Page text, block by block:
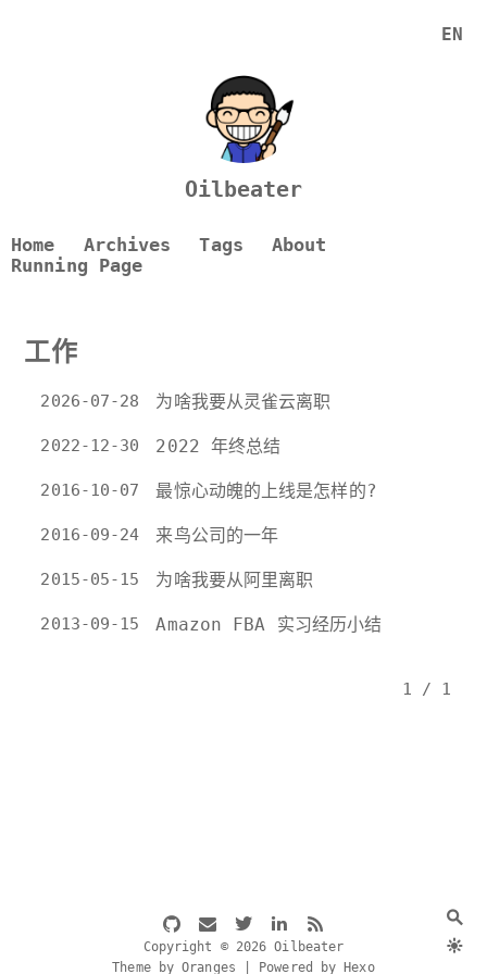
Oilbeater
Home Archives Tags
About
Running Page
工作
2026-07-28 为啥我要从灵雀云离职
2022-12-30 2022 年终总结
2016-10-07 最惊心动魄的上线是怎样的?
2016-09-24 来鸟公司的一年
2015-05-15 为啥我要从阿里离职
2013-09-15 Amazon FBA 实习经历小结
1 / 1
Copyright © 2026 Oilbeater
Theme by Oranges | Powered by Hexo
EN